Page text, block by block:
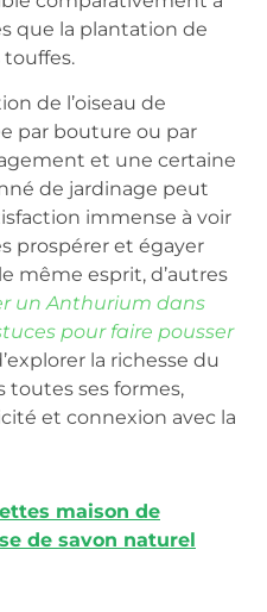
que la plantation de
touffes.
de l’oiseau de
par bouture ou par
et une certaine
de jardinage peut
immense à voir
prospérer et égayer
même esprit, d’autres
un Anthurium dans
pour faire pousser
la richesse du
toutes ses formes,
et connexion avec la
maison de
de savon naturel